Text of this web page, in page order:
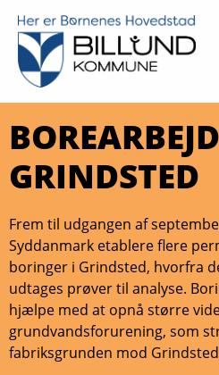
GRINDSTED
Frem til udgangen af
Syddanmark etablere flere
boringer i Grindsted, hvorfra
udtages prøver til analyse.
hjælpe med at opnå større
grundvandsforurening, som
fabriksgrunden mod Grindsted